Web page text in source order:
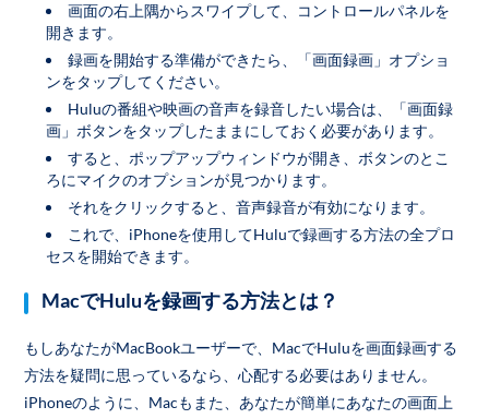
画面の右上隅からスワイプして、コントロールパネルを
開きます。
録画を開始する準備ができたら、「画面録画」オプショ
ンをタップしてください。
Huluの番組や映画の音声を録音したい場合は、「画面録
画」ボタンをタップしたままにしておく必要があります。
すると、ポップアップウィンドウが開き、ボタンのとこ
ろにマイクのオプションが見つかります。
それをクリックすると、音声録音が有効になります。
これで、iPhoneを使用してHuluで録画する方法の全プロ
セスを開始できます。
MacでHuluを録画する方法とは？
もしあなたがMacBookユーザーで、MacでHuluを画面録画する
方法を疑問に思っているなら、心配する必要はありません。
iPhoneのように、Macもまた、あなたが簡単にあなたの画面上